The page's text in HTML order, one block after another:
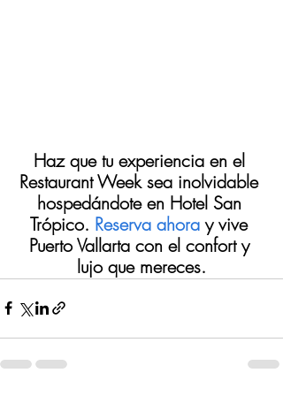
Haz que tu experiencia en el
Restaurant Week sea inolvidable
hospedándote en Hotel San
Trópico. Reserva ahora y vive
Puerto Vallarta con el confort y
lujo que mereces.